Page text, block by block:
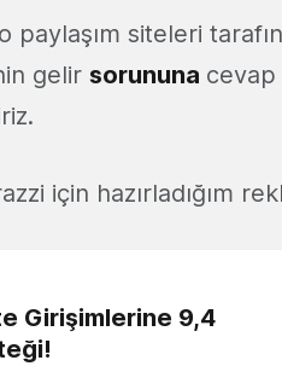
siteleri
gelir sorununa
için hazırladığım
Girişimlerine 9,4